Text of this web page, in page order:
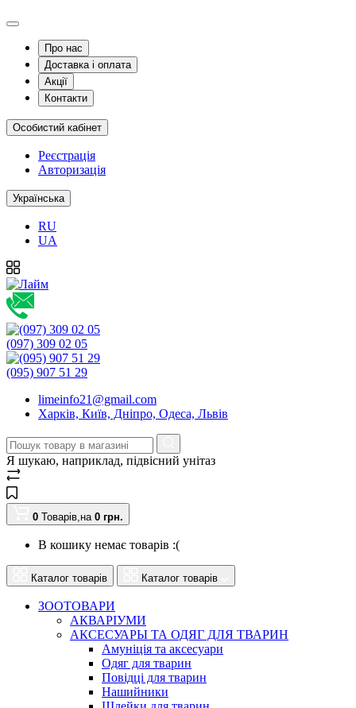
Про нас
Доставка і оплата
Акції
Контакти
Особистий кабінет
Реєстрація
Авторизація
Українська
RU
UA
(097) 309 02 05
(095) 907 51 29
limeinfo21@gmail.com
Харків, Київ, Дніпро, Одеса, Львів
Я шукаю, наприклад, підвісний унітаз
0 Товарів,на 0 грн.
В кошику немає товарів :(
Каталог товарів Каталог товарів
ЗООТОВАРИ
АКВАРІУМИ
АКСЕСУАРЫ ТА ОДЯГ ДЛЯ ТВАРИН
Амуніція та аксесуари
Одяг для тварин
Повідці для тварин
Нашийники